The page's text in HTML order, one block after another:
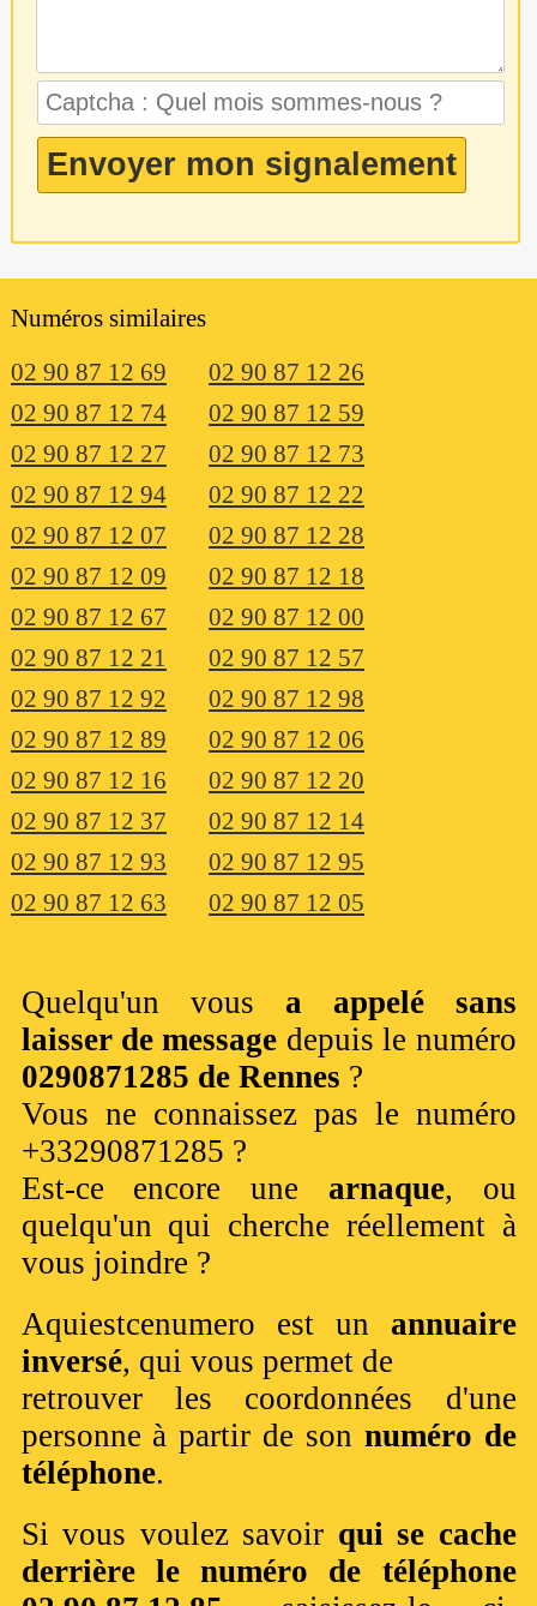
Numéros similaires
02 90 87 12 69
02 90 87 12 26
02 90 87 12 74
02 90 87 12 59
02 90 87 12 27
02 90 87 12 73
02 90 87 12 94
02 90 87 12 22
02 90 87 12 07
02 90 87 12 28
02 90 87 12 09
02 90 87 12 18
02 90 87 12 67
02 90 87 12 00
02 90 87 12 21
02 90 87 12 57
02 90 87 12 92
02 90 87 12 98
02 90 87 12 89
02 90 87 12 06
02 90 87 12 16
02 90 87 12 20
02 90 87 12 37
02 90 87 12 14
02 90 87 12 93
02 90 87 12 95
02 90 87 12 63
02 90 87 12 05
Quelqu'un vous a appelé sans
laisser de message depuis le numéro
0290871285 de Rennes ?
Vous ne connaissez pas le numéro
+33290871285 ?
Est-ce encore une arnaque, ou
quelqu'un qui cherche réellement à
vous joindre ?
Aquiestcenumero est un annuaire
inversé, qui vous permet de
retrouver les coordonnées d'une
personne à partir de son numéro de
téléphone.
Si vous voulez savoir qui se cache
derrière le numéro de téléphone